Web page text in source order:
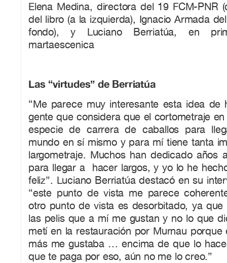
Elena Medina, directora del 19 FCM-PNR
del libro (a la izquierda), Ignacio Armada
fondo), y Luciano Berriatúa, en
martaescenica
Las “virtudes” de Berriatúa
“Me parece muy interesante esta idea de
gente que considera que el cortometraje
especie de carrera de caballos para
mundo en sí mismo y para mí tiene tanta
largometraje. Muchos han dedicado años
para llegar a hacer largos, y yo lo he
feliz”. Luciano Berriatúa destacó en su
“este punto de vista me parece
otro punto de vista es desorbitado, ya que
las pelis que a mí me gustan y no lo que
metí en la restauración por Murnau porque
más me gustaba … encima de que lo
que te paga por eso, aún no me lo creo.”